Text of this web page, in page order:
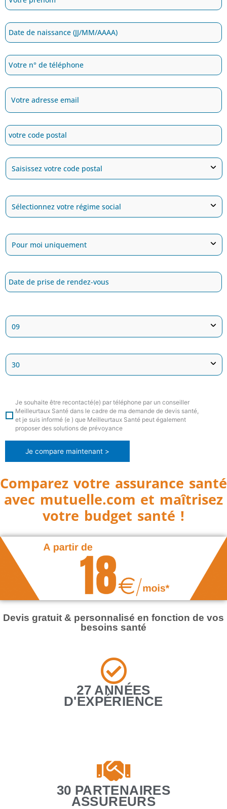
Comparez votre assurance santé
avec mutuelle.com et maîtrisez
votre budget santé !
Devis gratuit & personnalisé en fonction de vos
besoins santé
Je souhaite être recontacté(e) par téléphone par un conseiller
Meilleurtaux Santé dans le cadre de ma demande de devis santé,
et je suis informé (e ) que Meilleurtaux Santé peut également
proposer des solutions de prévoyance
Je compare maintenant >
27 ANNÉES
D'EXPÉRIENCE
30 PARTENAIRES
ASSUREURS